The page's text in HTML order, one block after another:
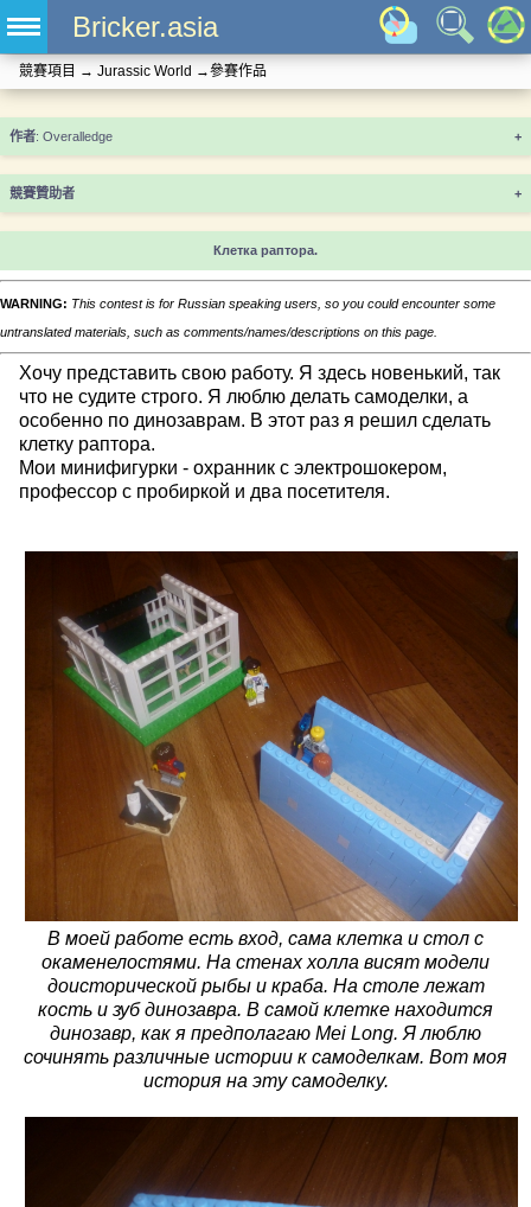
Bricker.asia
競賽項目 → Jurassic World →參賽作品
+
競賽贊助者 +
Клетка раптора.
WARNING: This contest is for Russian speaking users, so you could encounter some
untranslated materials, such as comments/names/descriptions on this page.
Хочу представить свою работу. Я здесь новенький, так
что не судите строго. Я люблю делать самоделки, а
особенно по динозаврам. В этот раз я решил сделать
клетку раптора.
Мои минифигурки - охранник с электрошокером,
профессор с пробиркой и два посетителя.
В моей работе есть вход, сама клетка и стол с
окаменелостями. На стенах холла висят модели
доисторической рыбы и краба. На столе лежат
кость и зуб динозавра. В самой клетке находится
динозавр, как я предполагаю Mei Long. Я люблю
сочинять различные истории к самоделкам. Вот моя
история на эту самоделку.